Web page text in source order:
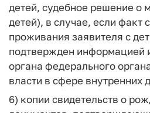
детей, судебное решение о
детей), в случае, если факт
проживания заявителя с
подтвержден информацией
органа федерального
власти в сфере внутренних
6) копии свидетельств о